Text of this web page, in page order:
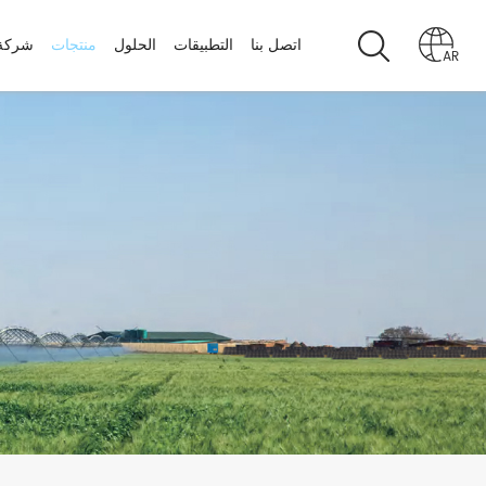
منتجات الحلول التطبيقات اتصل بنا AR